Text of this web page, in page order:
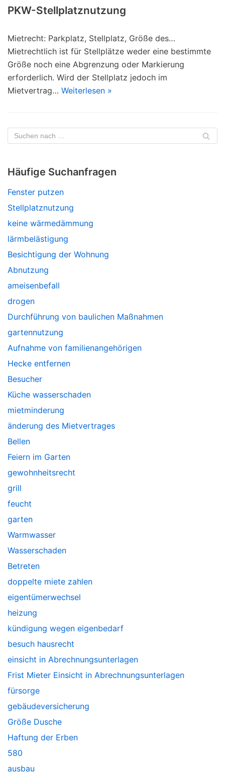
PKW-Stellplatznutzung
Mietrecht: Parkplatz, Stellplatz, Größe des…
Mietrechtlich ist für Stellplätze weder eine bestimmte
Größe noch eine Abgrenzung oder Markierung
erforderlich. Wird der Stellplatz jedoch im
Mietvertrag… Weiterlesen »
Häufige Suchanfragen
Fenster putzen
Stellplatznutzung
keine wärmedämmung
lärmbelästigung
Besichtigung der Wohnung
Abnutzung
ameisenbefall
drogen
Durchführung von baulichen Maßnahmen
gartennutzung
Aufnahme von familienangehörigen
Hecke entfernen
Besucher
Küche wasserschaden
mietminderung
änderung des Mietvertrages
Bellen
Feiern im Garten
gewohnheitsrecht
grill
feucht
garten
Warmwasser
Wasserschaden
Betreten
doppelte miete zahlen
eigentümerwechsel
heizung
kündigung wegen eigenbedarf
besuch hausrecht
einsicht in Abrechnungsunterlagen
Frist Mieter Einsicht in Abrechnungsunterlagen
fürsorge
gebäudeversicherung
Größe Dusche
Haftung der Erben
580
ausbau